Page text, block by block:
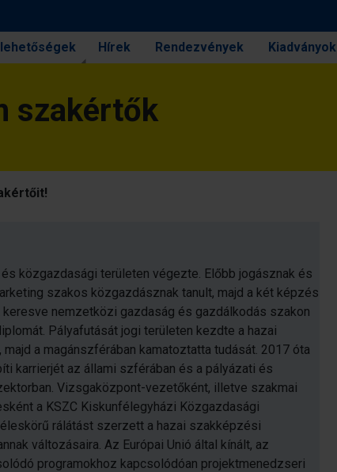
lehetőségek Hírek Rendezvények Kiadványok
szakértők
és közgazdasági területen végezte. Előbb jogásznak és
szakos közgazdásznak tanult, majd a két képzés
nemzetközi gazdaság és gazdálkodás szakon
Pályafutását jogi területen kezdte a hazai
majd a magánszférában kamatoztatta tudását. 2017 óta
karrierjét az állami szférában és a pályázati és
Vizsgaközpont-vezetőként, illetve szakmai
a KSZC Kiskunfélegyházi Közgazdasági
rálátást szerzett a hazai szakképzési
változásaira. Az Európai Unió által kínált, az
programokhoz kapcsolódóan projektmenedzseri